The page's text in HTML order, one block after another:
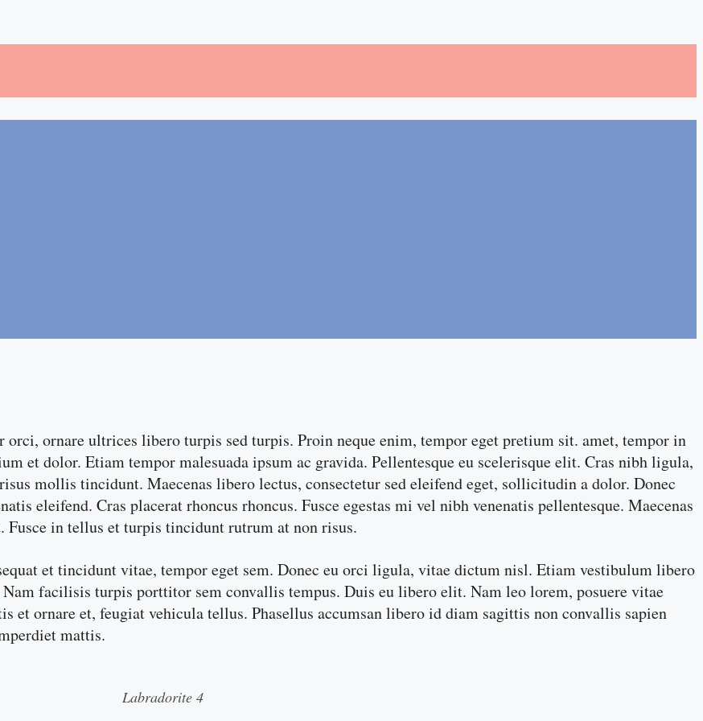
orci, ornare ultrices libero turpis sed turpis. Proin neque enim, tempor eget pretium sit. amet, tempor in
et dolor. Etiam tempor malesuada ipsum ac gravida. Pellentesque eu scelerisque elit. Cras nibh ligula,
mollis tincidunt. Maecenas libero lectus, consectetur sed eleifend eget, sollicitudin a dolor. Donec
eleifend. Cras placerat rhoncus rhoncus. Fusce egestas mi vel nibh venenatis pellentesque. Maecenas
Fusce in tellus et turpis tincidunt rutrum at non risus.
et tincidunt vitae, tempor eget sem. Donec eu orci ligula, vitae dictum nisl. Etiam vestibulum libero
facilisis turpis porttitor sem convallis tempus. Duis eu libero elit. Nam leo lorem, posuere vitae
et ornare et, feugiat vehicula tellus. Phasellus accumsan libero id diam sagittis non convallis sapien
mattis.
Labradorite 4